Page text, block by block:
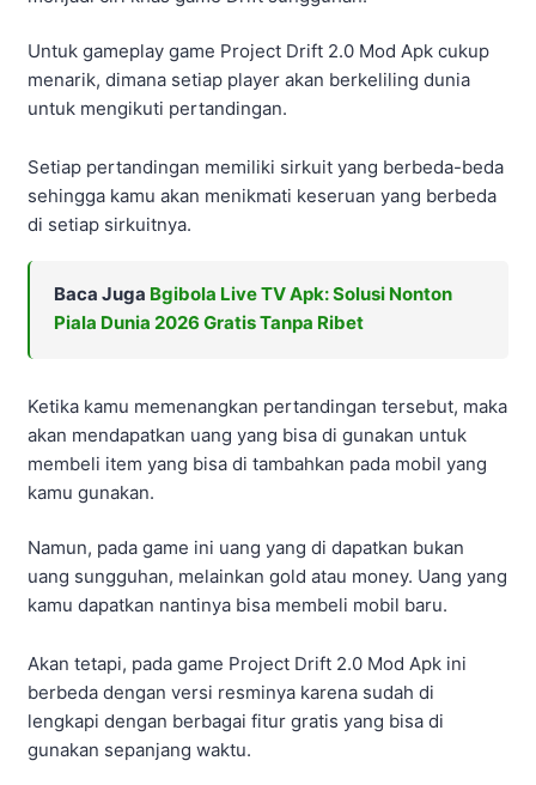
di setiap sirkuitnya.
Baca JugaBgibola Live TV Apk: Solusi Nonton
Piala Dunia 2026 Gratis Tanpa Ribet
Ketika kamu memenangkan pertandingan tersebut, maka
akan mendapatkan uang yang bisa di gunakan untuk
Namun, pada game ini uang yang di dapatkan bukan
uang sungguhan, melainkan gold atau money. Uang yang
kamu dapatkan nantinya bisa membeli mobil baru.
Akan tetapi, pada game Project Drift 2.0 Mod Apk ini
berbeda dengan versi resminya karena sudah di
lengkapi dengan berbagai fitur gratis yang bisa di
gunakan sepanjang waktu.
Fitur-fitur tersebut juga dapat memudahkan setiap
playernya salah satunya yaitu fitur unlimited money yang
bisa kamu gunakan untuk membeli semua item atau
mobil baru dalam game Project Drift 2.0 Mod Apk ini.
Tidak hanya fitur unlimited money saja yang bisa kamu
nikmati pada game Project Drift 2.0 Mod Apk, melainkan